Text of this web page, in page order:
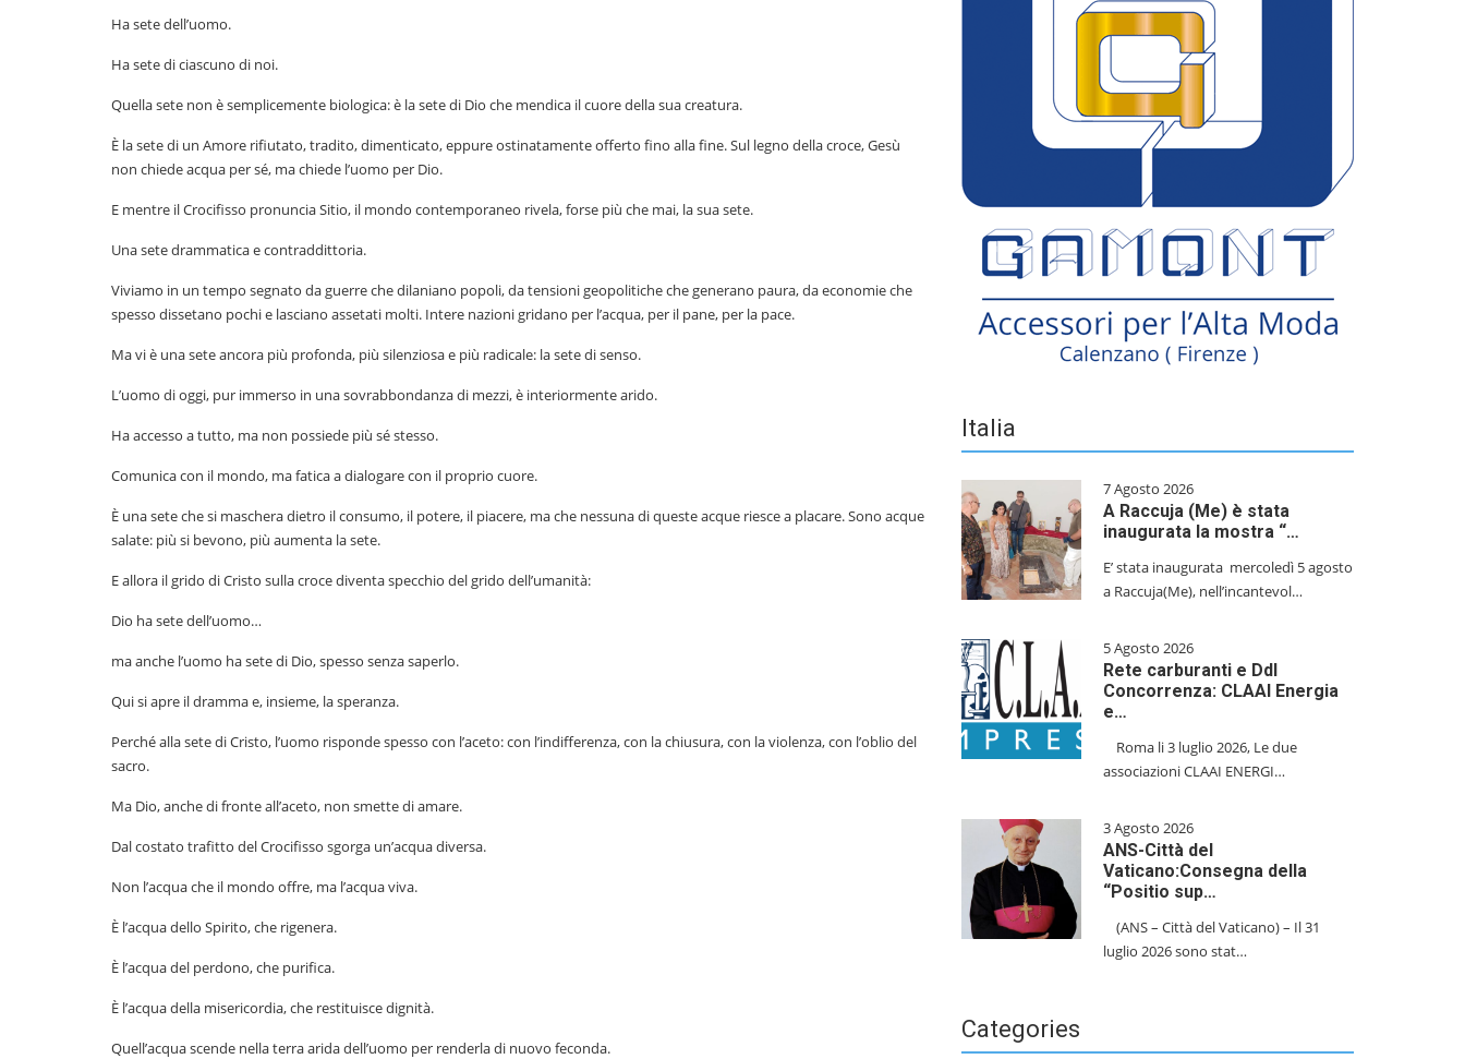
Ha sete dell’uomo.
Ha sete di ciascuno di noi.
Quella sete non è semplicemente biologica: è la sete di Dio che mendica il cuore della sua creatura.
È la sete di un Amore rifiutato, tradito, dimenticato, eppure ostinatamente offerto fino alla fine. Sul legno della croce, Gesù
non chiede acqua per sé, ma chiede l’uomo per Dio.
E mentre il Crocifisso pronuncia Sitio, il mondo contemporaneo rivela, forse più che mai, la sua sete.
Una sete drammatica e contraddittoria.
Viviamo in un tempo segnato da guerre che dilaniano popoli, da tensioni geopolitiche che generano paura, da economie che
spesso dissetano pochi e lasciano assetati molti. Intere nazioni gridano per l’acqua, per il pane, per la pace.
Ma vi è una sete ancora più profonda, più silenziosa e più radicale: la sete di senso.
L’uomo di oggi, pur immerso in una sovrabbondanza di mezzi, è interiormente arido.
Ha accesso a tutto, ma non possiede più sé stesso.
Comunica con il mondo, ma fatica a dialogare con il proprio cuore.
È una sete che si maschera dietro il consumo, il potere, il piacere, ma che nessuna di queste acque riesce a placare. Sono acque
salate: più si bevono, più aumenta la sete.
E allora il grido di Cristo sulla croce diventa specchio del grido dell’umanità:
Dio ha sete dell’uomo…
ma anche l’uomo ha sete di Dio, spesso senza saperlo.
Qui si apre il dramma e, insieme, la speranza.
Perché alla sete di Cristo, l’uomo risponde spesso con l’aceto: con l’indifferenza, con la chiusura, con la violenza, con l’oblio del
sacro.
Ma Dio, anche di fronte all’aceto, non smette di amare.
Dal costato trafitto del Crocifisso sgorga un’acqua diversa.
Non l’acqua che il mondo offre, ma l’acqua viva.
È l’acqua dello Spirito, che rigenera.
È l’acqua del perdono, che purifica.
È l’acqua della misericordia, che restituisce dignità.
Quell’acqua scende nella terra arida dell’uomo per renderla di nuovo feconda.
Italia
7 Agosto 2026
A Raccuja (Me) è stata
inaugurata la mostra “…
E’ stata inaugurata mercoledì 5 agosto
a Raccuja(Me), nell’incantevol…
5 Agosto 2026
Rete carburanti e Ddl
Concorrenza: CLAAI Energia
e…
​Roma li 3 luglio 2026, Le due
associazioni CLAAI ENERGI…
3 Agosto 2026
ANS-Città del
Vaticano:Consegna della
“Positio sup…
(ANS – Città del Vaticano) – Il 31
luglio 2026 sono stat…
Categories